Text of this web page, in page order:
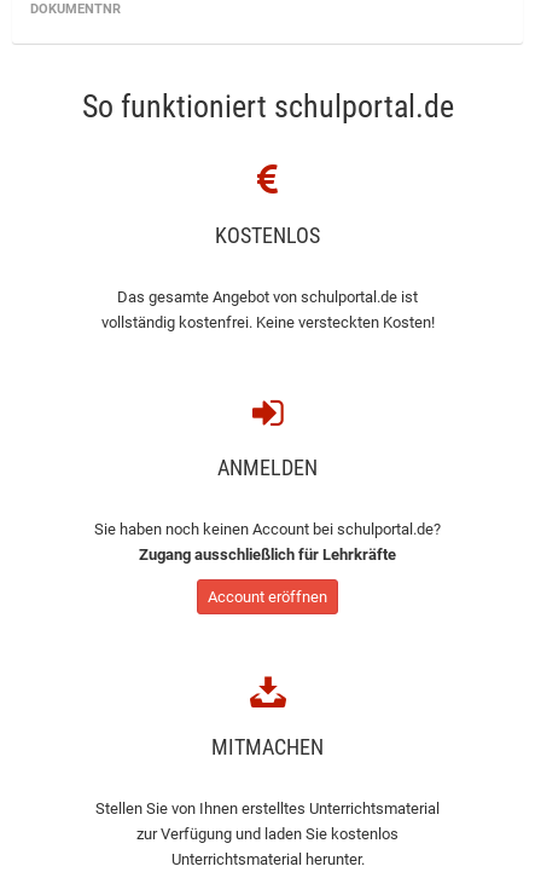
DOKUMENTNR
So funktioniert schulportal.de
KOSTENLOS
Das gesamte Angebot von schulportal.de ist
vollständig kostenfrei. Keine versteckten Kosten!
ANMELDEN
Sie haben noch keinen Account bei schulportal.de?
Zugang ausschließlich für Lehrkräfte
Account eröffnen
MITMACHEN
Stellen Sie von Ihnen erstelltes Unterrichtsmaterial
zur Verfügung und laden Sie kostenlos
Unterrichtsmaterial herunter.